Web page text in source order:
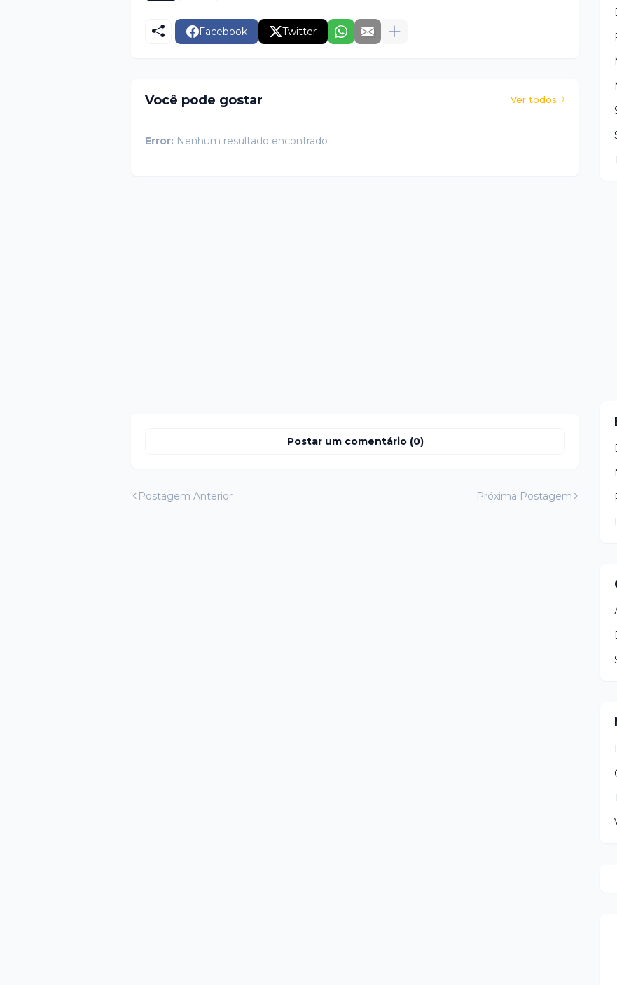
Facebook Twitter
Você pode gostar Ver todos
Error: Nenhum resultado encontrado
Postar um comentário (0)
Postagem Anterior Próxima Postagem